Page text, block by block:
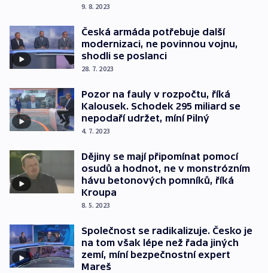
9. 8. 2023
Česká armáda potřebuje další
modernizaci, ne povinnou vojnu,
shodli se poslanci
28. 7. 2023
Pozor na fauly v rozpočtu, říká
Kalousek. Schodek 295 miliard se
nepodaří udržet, míní Pilný
4. 7. 2023
Dějiny se mají připomínat pomocí
osudů a hodnot, ne v monstrózním
hávu betonových pomníků, říká
Kroupa
8. 5. 2023
Společnost se radikalizuje. Česko je
na tom však lépe než řada jiných
zemí, míní bezpečnostní expert
Mareš